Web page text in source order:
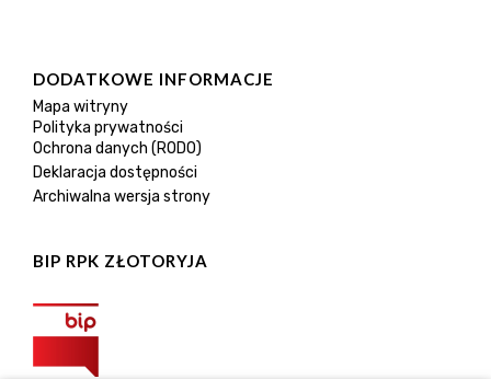
DODATKOWE INFORMACJE
Mapa witryny
Polityka prywatności
Ochrona danych (RODO)
Deklaracja dostępności
Archiwalna wersja strony
BIP RPK ZŁOTORYJA